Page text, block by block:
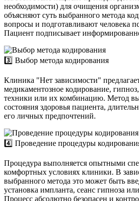
необходимости) для очищения
объясняют суть выбранного метода
вопросы и подготавливают человека
Пациент подписывает
3️⃣ Выбор метода кодирования
Клиника "Нет зависимости"
медикаментозное кодирование,
техники или их комбинацию. Метод
состояния здоровья пациента,
его личных предпочтений.
4️⃣ Проведение процедуры
Процедура выполняется опытными
комфортных условиях клиники. В
выбранного метода это может быть
установка импланта, сеанс гипноза
Процесс абсолютно безопасен и